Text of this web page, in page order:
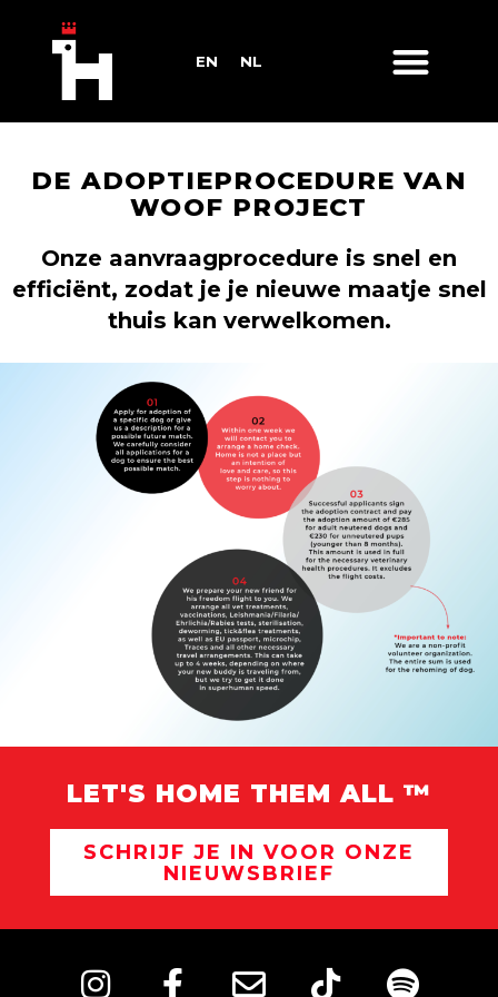
EN NL
DE ADOPTIEPROCEDURE VAN
WOOF PROJECT
Onze aanvraagprocedure is snel en
efficiënt, zodat je je nieuwe maatje snel
thuis kan verwelkomen.
LET'S HOME THEM ALL ™
SCHRIJF JE IN VOOR ONZE
NIEUWSBRIEF